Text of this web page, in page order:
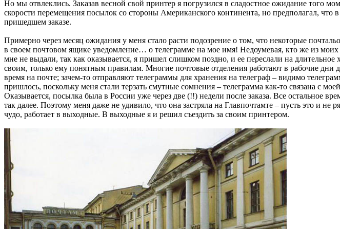
Но мы отвлеклись. Заказав весной свой принтер я погрузился в сладостное ожидание того
скорости перемещения посылок со стороны Американского континента, но предполагал,
пришедшем заказе.
Примерно через месяц ожидания у меня стало расти подозрение о том, что некоторые
в своем почтовом ящике уведомление… о телеграмме на мое имя! Недоумевая, кто же из
мне не выдали, так как оказывается, я пришел слишком поздно, и ее переслали на
своим, только ему понятным правилам. Многие почтовые отделения работают в рабочие
время на почте; зачем-то отправляют телеграммы для хранения на телеграф – видимо
пришлось, поскольку меня стали терзать смутные сомнения – телеграмма как-то связана с
Оказывается, посылка была в России уже через две (!!) недели после заказа. Все остальное
так далее. Поэтому меня даже не удивило, что она застряла на Главпочтамте – пусть это и
чудо, работает в выходные. В выходные я и решил съездить за своим принтером.